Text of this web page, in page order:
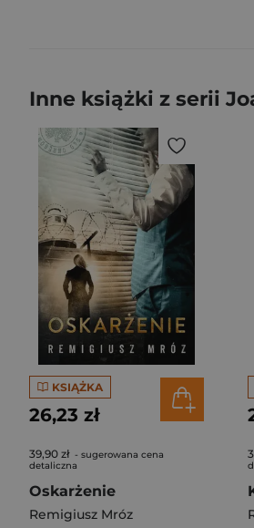
Inne książki z serii
KSIĄŻKA
26,23 zł
39,90 zł - sugerowana cena
detaliczna
Oskarżenie
Remigiusz Mróz